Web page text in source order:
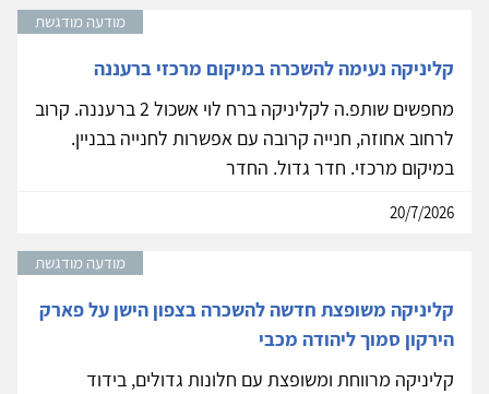
מודעה מודגשת
קליניקה נעימה להשכרה במיקום מרכזי ברעננה
מחפשים שותפ.ה לקליניקה ברח לוי אשכול 2 ברעננה. קרוב
לרחוב אחוזה, חנייה קרובה עם אפשרות לחנייה בבניין.
במיקום מרכזי. חדר גדול. החדר
20/7/2026
מודעה מודגשת
קליניקה משופצת חדשה להשכרה בצפון הישן על פארק
הירקון סמוך ליהודה מכבי
קליניקה מרווחת ומשופצת עם חלונות גדולים, בידוד